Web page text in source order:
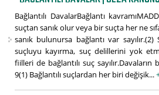
Bağlantılı DavalarBağlantı
suçtan sanık olur veya bir suçta her ne
sanık bulunursa bağlantı var
suçluyu kayırma, suç delillerini yok
fiilleri de bağlantılı suç sayılır.Davaların
9(1) Bağlantılı suçlardan her biri değişik...